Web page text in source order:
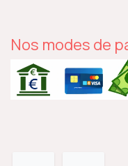
Nos modes de